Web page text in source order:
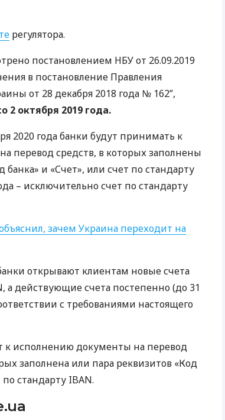
БАНКОВСКИМ КАРТАМ
регулятора.
постановлением НБУот 26.09.2019
в постановление Правления
от 28 декабря 2018 года № 162”,
2 октября 2019 года.
2020 года банки будут принимать к
перевод средств, в которых заполнены
банка» и «Счет», или счет по стандарту
– исключительно счет по стандарту
зачем Украина переходит на
открывают клиентам новые счета
, а действующие счета постепенно (до 31
с требованиями настоящего
к исполнению документы на перевод
заполнена или пара реквизитов «Код
по стандарту IBAN.